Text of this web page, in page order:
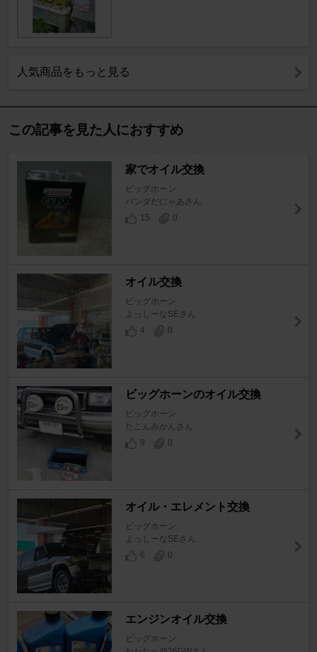
人気商品をもっと見る
この記事を見た人におすすめ
家でオイル交換
ビッグホーン
パンダだにゃあさん
15
0
オイル交換
ビッグホーン
よっしーなSEさん
4
0
ビッグホーンのオイル交換
ビッグホーン
たこんみかんさん
9
0
オイル・エレメント交換
ビッグホーン
よっしーなSEさん
6
0
エンジンオイル交換
ビッグホーン